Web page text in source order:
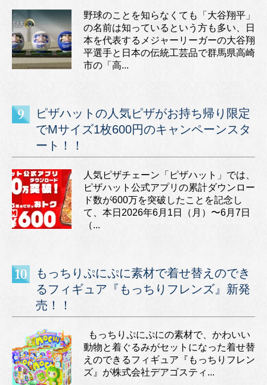
野球のことを知らなくても「大谷翔平」
の名前は知っているという方も多い、日
本を代表するメジャーリーガーの大谷翔
平選手と日本の伝統工芸品で群馬県高崎
市の「高...
ピザハットの人気ピザがお持ち帰り限定
でMサイズ1枚600円のキャンペーンスタ
ート！！
人気ピザチェーン「ピザハット」では、
ピザハット公式アプリの累計ダウンロー
ド数が600万を突破したことを記念し
て、本日2026年6月1日（月）〜6月7日
（...
もっちりぷにぷに素材で着せ替えのでき
るフィギュア『もっちりフレンズ』新発
売！！
もっちりぷにぷにの素材で、かわいい
動物と着ぐるみがセットになった着せ替
えのできるフィギュア『もっちりフレン
ズ』が株式会社デアゴスティ...